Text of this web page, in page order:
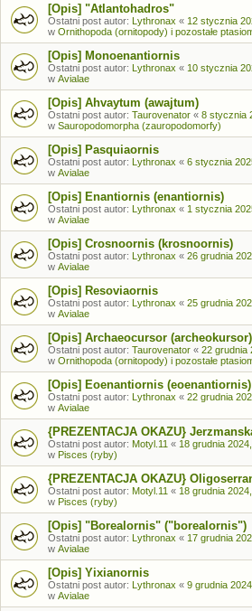
[Opis] "Atlantohadros"
Ostatni post autor: Lythronax « 12 stycznia
w Ornithopoda (ornitopody) i pozostałe
[Opis] Monoenantiornis
Ostatni post autor: Lythronax « 10 stycznia
w Avialae
[Opis] Ahvaytum (awajtum)
Ostatni post autor: Taurovenator « 8 stycznia
w Sauropodomorpha (zauropodomorfy)
[Opis] Pasquiaornis
Ostatni post autor: Lythronax « 6 stycznia
w Avialae
[Opis] Enantiornis (enantiornis)
Ostatni post autor: Lythronax « 1 stycznia
w Avialae
[Opis] Crosnoornis (krosnoornis)
Ostatni post autor: Lythronax « 26 grudnia
w Avialae
[Opis] Resoviaornis
Ostatni post autor: Lythronax « 25 grudnia
w Avialae
[Opis] Archaeocursor (archeokursor)
Ostatni post autor: Taurovenator « 22 grudnia
w Ornithopoda (ornitopody) i pozostałe
[Opis] Eoenantiornis (eoenantiornis)
Ostatni post autor: Lythronax « 22 grudnia
w Avialae
{PREZENTACJA OKAZU}
Ostatni post autor: Motyl.11 « 18 grudnia
w Pisces (ryby)
{PREZENTACJA OKAZU}
Ostatni post autor: Motyl.11 « 18 grudnia
w Pisces (ryby)
[Opis] "Borealornis" ("borealornis")
Ostatni post autor: Lythronax « 17 grudnia
w Avialae
[Opis] Yixianornis
Ostatni post autor: Lythronax « 9 grudnia
w Avialae